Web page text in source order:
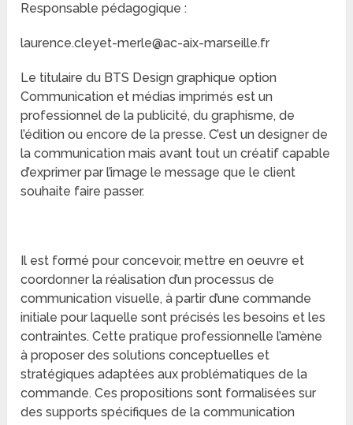
Responsable pédagogique :
laurence.cleyet-merle@ac-aix-marseille.fr
Le titulaire du BTS Design graphique option
Communication et médias imprimés est un
professionnel de la publicité, du graphisme, de
l’édition ou encore de la presse. C’est un designer de
la communication mais avant tout un créatif capable
d’exprimer par l’image le message que le client
souhaite faire passer.
Il est formé pour concevoir, mettre en oeuvre et
coordonner la réalisation d’un processus de
communication visuelle, à partir d’une commande
initiale pour laquelle sont précisés les besoins et les
contraintes. Cette pratique professionnelle l’amène
à proposer des solutions conceptuelles et
stratégiques adaptées aux problématiques de la
commande. Ces propositions sont formalisées sur
des supports spécifiques de la communication